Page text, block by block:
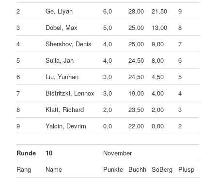
2 Ge, Liyan 6,0 28,00 21,50
9
3
Döbel, Max 5,0 25,00 13,00
8
4
Shershov, Denis 4,0 25,00 9,00
7
5
Sulla, Jan 4,0 24,50 8,00
6
6
Liu, Yunhan 3,0 24,50 4,50
5
7
Bistritzki, Lennox 3,0 19,00 4,00
4
8
Klatt, Richard 2,0 23,50 2,00
3
9
Yalcin, Devrim 0,0 22,00 0,00 2
Runde 10
November
Rang
Name Punkte Buchh SoBerg
Plusp